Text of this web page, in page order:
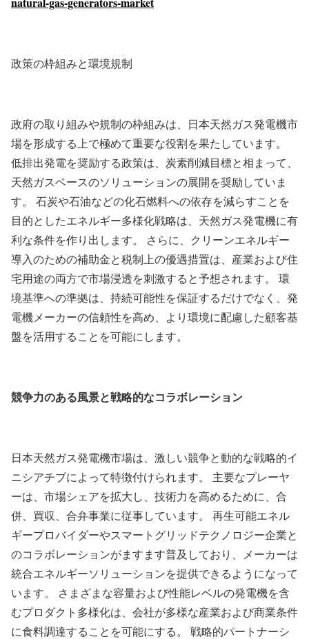
政策の枠組みと環境規制
政府の取り組みや規制の枠組みは、日本天然ガス発電機市
場を形成する上で極めて重要な役割を果たしています。
低排出発電を奨励する政策は、炭素削減目標と相まって、
天然ガスベースのソリューションの展開を奨励していま
す。 石炭や石油などの化石燃料への依存を減らすことを
目的としたエネルギー多様化戦略は、天然ガス発電機に有
利な条件を作り出します。 さらに、クリーンエネルギー
導入のための補助金と税制上の優遇措置は、産業および住
宅用途の両方で市場浸透を刺激すると予想されます。 環
境基準への準拠は、持続可能性を保証するだけでなく、発
電機メーカーの信頼性を高め、より環境に配慮した顧客基
盤を活用することを可能にします。
競争力のある風景と戦略的なコラボレーション
日本天然ガス発電機市場は、激しい競争と動的な戦略的イ
ニシアチブによって特徴付けられます。 主要なプレーヤ
ーは、市場シェアを拡大し、技術力を高めるために、合
併、買収、合弁事業に従事しています。 再生可能エネル
ギープロバイダーやスマートグリッドテクノロジー企業と
のコラボレーションがますます普及しており、メーカーは
統合エネルギーソリューションを提供できるようになって
います。 さまざまな容量および性能レベルの発電機を含
むプロダクト多様化は、会社が多様な産業および商業条件
に食料調達することを可能にする。 戦略的パートナーシ